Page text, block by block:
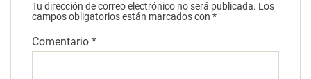
Tu dirección de correo electrónico no será publicada. Los
campos obligatorios están marcados con *
Comentario *